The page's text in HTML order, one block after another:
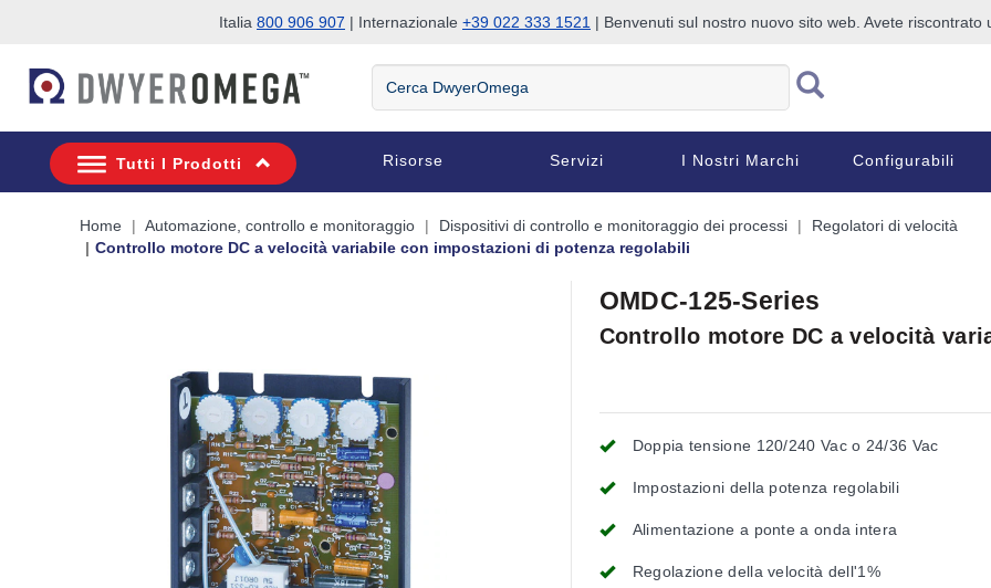
Italia 800 906 907 | Internazionale +39 022 333 1521 | Benvenuti sul nostro nuovo sito web. Avete riscontrato
Cerca
DwyerOmega
Tutti I Prodotti Risorse Servizi I Nostri Marchi Configurabili
Home Automazione, controllo e monitoraggio Dispositivi di controllo e monitoraggio dei processi
Regolatori di velocità
Controllo motore DC a velocità variabile con impostazioni di potenza regolabili
OMDC-125-Series
Controllo motore DC a velocità
Doppia tensione 120/240 Vac o 24/36 Vac
Impostazioni della potenza regolabili
Alimentazione a ponte a onda intera
Regolazione della velocità dell'1%